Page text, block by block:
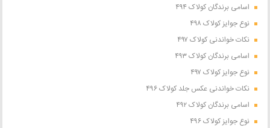
اسامی برندگان کولاک ۴۹۴
نوع جوایز کولاک ۴۹۸
نکات خواندنی کولاک ۴۹۷
اسامی برندگان کولاک ۴۹۳
نوع جوایز کولاک ۴۹۷
نکات خواندنی عکس جلد کولاک ۴۹۶
اسامی برندگان کولاک ۴۹۲
نوع جوایز کولاک ۴۹۶